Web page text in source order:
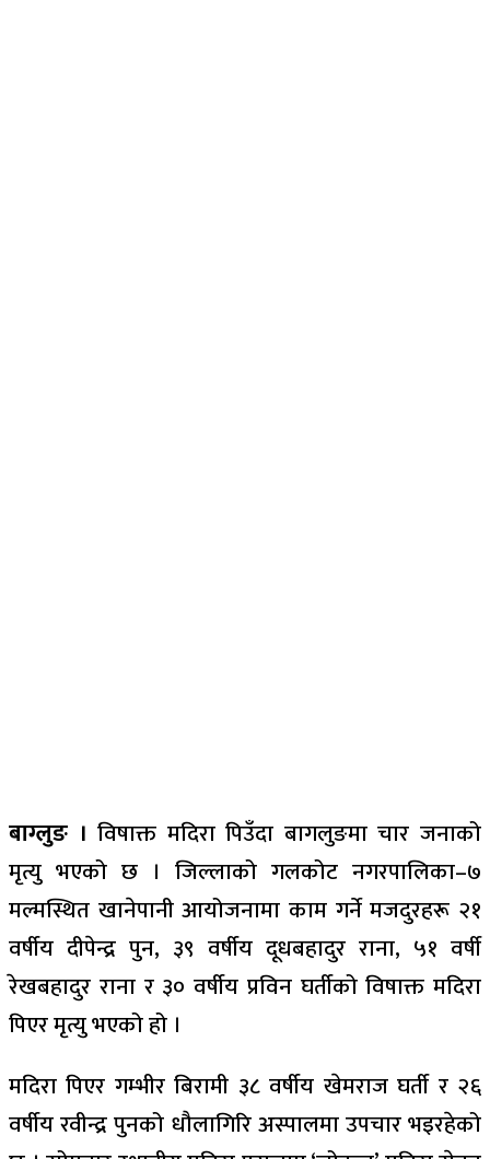
बाग्लुङ । विषाक्त मदिरा पिउँदा बागलुङमा चार जनाको
मृत्यु भएको छ । जिल्लाको गलकोट नगरपालिका–७
मल्मस्थित खानेपानी आयोजनामा काम गर्ने मजदुरहरू २१
वर्षीय दीपेन्द्र पुन, ३९ वर्षीय दूधबहादुर राना, ५१ वर्षी
रेखबहादुर राना र ३० वर्षीय प्रविन घर्तीको विषाक्त मदिरा
पिएर मृत्यु भएको हो ।
मदिरा पिएर गम्भीर बिरामी ३८ वर्षीय खेमराज घर्ती र २६
वर्षीय रवीन्द्र पुनको धौलागिरि अस्पालमा उपचार भइरहेको